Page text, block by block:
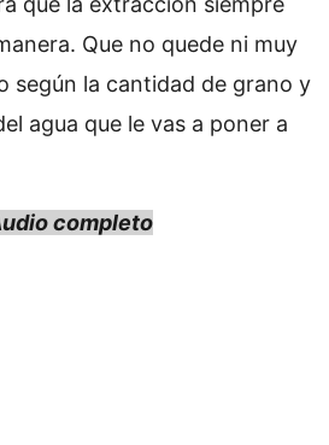
Que no quede ni muy
según la cantidad de grano y
agua que le vas a poner a
completo